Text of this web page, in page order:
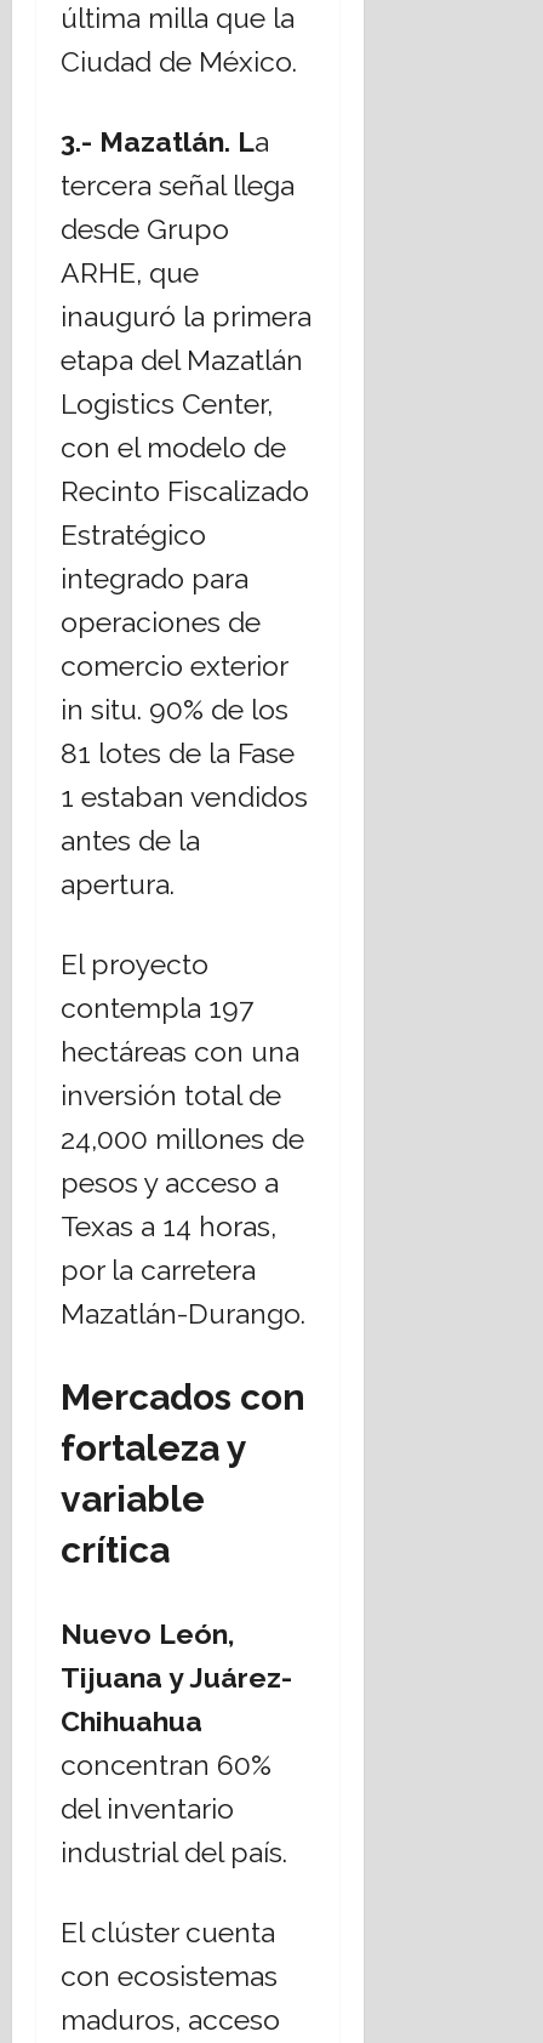
última milla que la
Ciudad de México.
3.- Mazatlán. La
tercera señal llega
desde Grupo
ARHE, que
inauguró la primera
etapa del Mazatlán
Logistics Center,
con el modelo de
Recinto Fiscalizado
Estratégico
integrado para
operaciones de
comercio exterior
in situ. 90% de los
81 lotes de la Fase
1 estaban vendidos
antes de la
apertura.
El proyecto
contempla 197
hectáreas con una
inversión total de
24,000 millones de
pesos y acceso a
Texas a 14 horas,
por la carretera
Mazatlán-Durango.
Mercados con
fortaleza y
variable
crítica
Nuevo León,
Tijuana y Juárez-
Chihuahua
concentran 60%
del inventario
industrial del país.
El clúster cuenta
con ecosistemas
maduros, acceso